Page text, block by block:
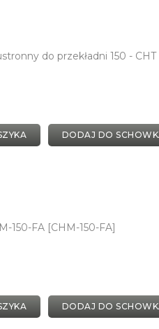
do przekładni 150 -
DODAJ DO
150-FA [CHM-150-FA]
DODAJ DO